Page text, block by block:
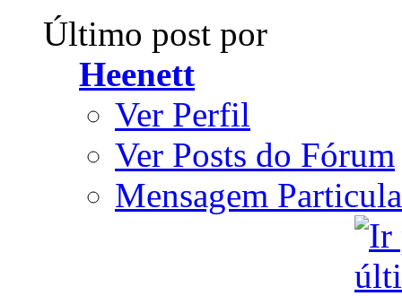
Último post por
Heenett
Ver Perfil
Ver Posts do Fórum
Mensagem